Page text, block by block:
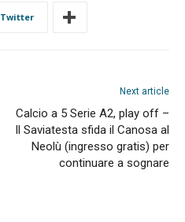
Twitter
Next article
Calcio a 5 Serie A2, play off –
Il Saviatesta sfida il Canosa al
Neolù (ingresso gratis) per
continuare a sognare